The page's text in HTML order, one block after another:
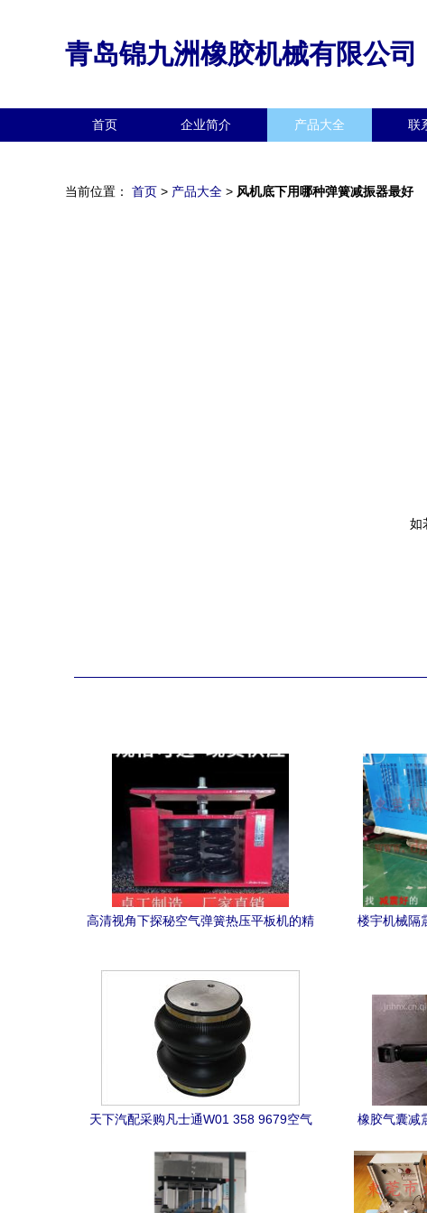
青岛锦九洲橡胶机械有限公司
首页 企业简介 产品大全 联
当前位置： 首页 > 产品大全 > 风机底下用哪种弹簧减振器最好
如
高清视角下探秘空气弹簧热压平板机的精
楼宇机械隔
天下汽配采购凡士通W01 358 9679空气
橡胶气囊减